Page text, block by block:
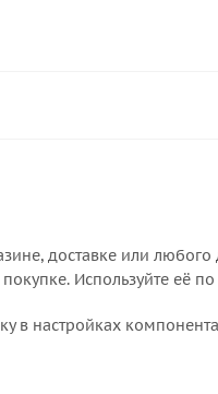
доставке или любого
Используйте её
в настройках